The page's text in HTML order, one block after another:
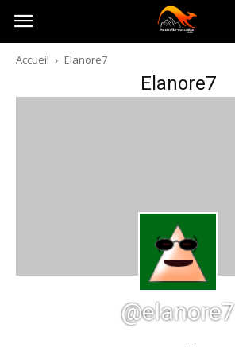
Australia-
australie.com
Accueil Elanore7
Elanore7
@elanore7